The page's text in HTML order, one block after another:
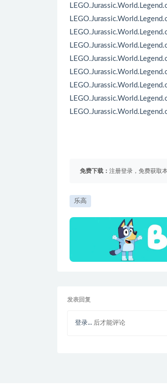
免费下载： 注册登录，免费获取
乐高
发表回复
登录... 后才能评论